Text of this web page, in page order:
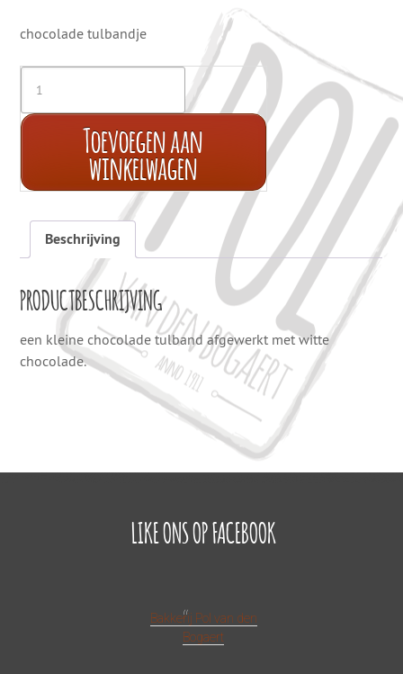
chocolade tulbandje
Toevoegen aan
winkelwagen
Beschrijving
PRODUCTBESCHRIJVING
een kleine chocolade tulband afgewerkt met witte
chocolade.
LIKE ONS OP FACEBOOK
Bakkerij Pol van den
Bogaert